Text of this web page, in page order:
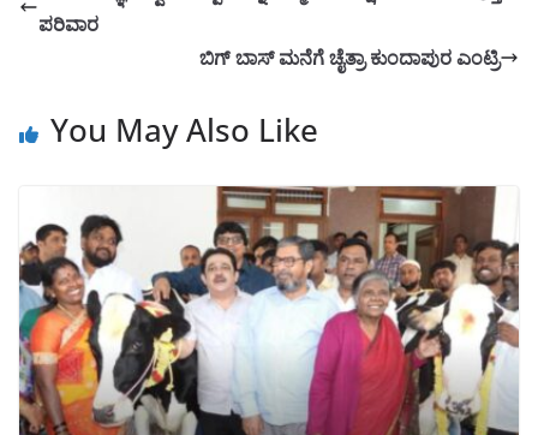
ಪರಿವಾರ
ಬಿಗ್ ಬಾಸ್ ಮನೆಗೆ ಚೈತ್ರಾ ಕುಂದಾಪುರ ಎಂಟ್ರಿ
You May Also Like